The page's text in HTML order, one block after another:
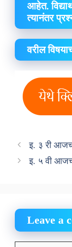
आहेत.
त्यानंतर
वरील
इ. ३ री
इ. ५ वी
Leave a